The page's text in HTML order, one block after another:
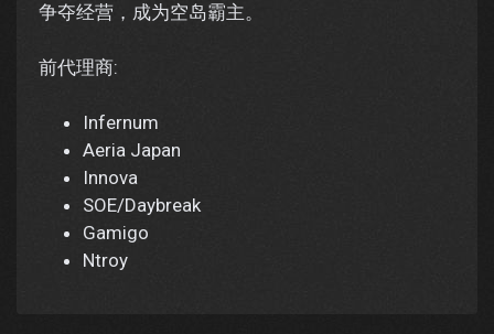
争夺经营，成为空岛霸主。
前代理商:
Infernum
Aeria Japan
Innova
SOE/Daybreak
Gamigo
Ntroy